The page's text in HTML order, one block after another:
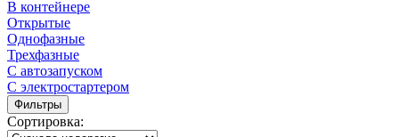
В контейнере
Открытые
Однофазные
Трехфазные
С автозапуском
С электростартером
Фильтры
Сортировка: